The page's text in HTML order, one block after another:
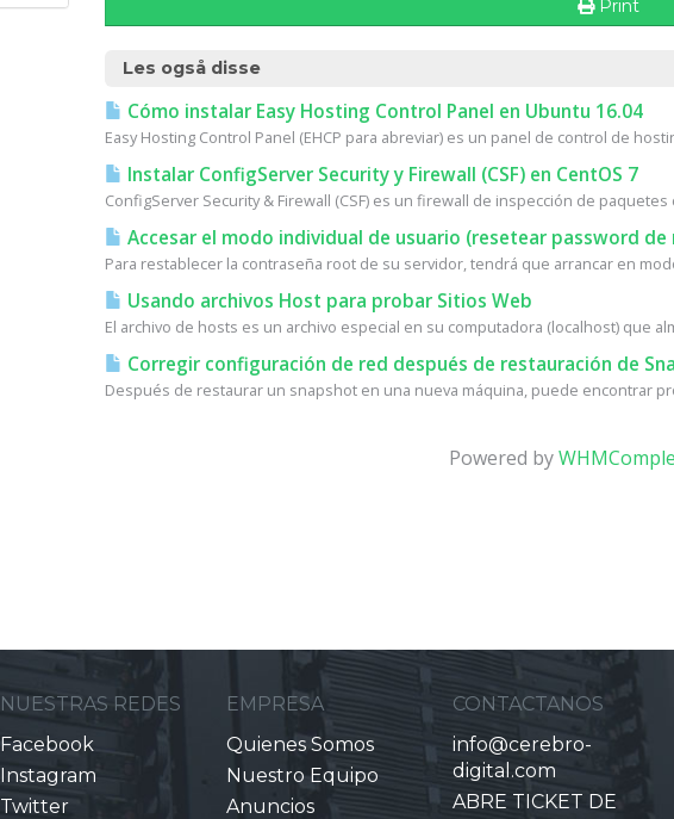
Print
Les også disse
Cómo instalar Easy Hosting Control Panel en Ubuntu 16.04
Easy Hosting Control Panel (EHCP para abreviar) es un panel de control de
Instalar ConfigServer Security y Firewall (CSF) en CentOS 7
ConfigServer Security & Firewall (CSF) es un firewall de inspección de paquetes
Accesar el modo individual de usuario (resetear password
Para restablecer la contraseña root de su servidor, tendrá que arrancar en
Usando archivos Host para probar Sitios Web
El archivo de hosts es un archivo especial en su computadora (localhost) que
Corregir configuración de red después de restauración de
Después de restaurar un snapshot en una nueva máquina, puede encontrar
Powered by
NUESTRAS REDES
Facebook
Instagram
Twitter
EMPRESA
Quienes Somos
Nuestro Equipo
Anuncios
CONTACTANOS
info@cerebro-
digital.com
ABRE TICKET DE